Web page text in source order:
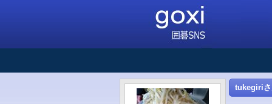
tukegiriさ